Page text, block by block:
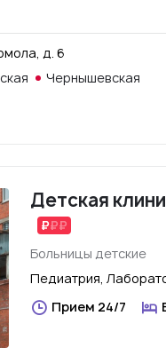
д. 6
Чернышевская
Детская
Больницы детские
Педиатрия,
Прием 24/7